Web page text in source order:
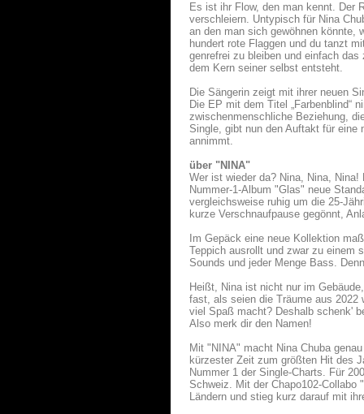
Es ist ihr Flow, den man kennt. Der
verschleiern. Untypisch für Nina
an den man sich gewöhnen könnte,
hundert rote Flaggen und du tanzt
genrefrei zu bleiben und einfach
dem Kern seiner selbst entsteht.
Die Sängerin zeigt mit ihrer neuen
Die EP mit dem Titel „Farbenblind“
zwischenmenschliche Beziehung,
Single, gibt nun den Auftakt für
annimmt.
über "NINA"
Wer ist wieder da? Nina, Nina,
Nummer-1-Album "Glas" neue
vergleichsweise ruhig um die 25-
kurze Verschnaufpause gegönnt,
Im Gepäck eine neue Kollektion
Teppich ausrollt und zwar zu einem
Sounds und jeder Menge Bass.
Heißt, Nina ist nicht nur im
fast, als seien die Träume aus 2022
viel Spaß macht? Deshalb schenk'
Also merk dir den Namen!
Mit "NINA" macht Nina Chuba
kürzester Zeit zum größten Hit des
Nummer 1 der Single-Charts. Für
Schweiz. Mit der Chapo102-
Ländern und stieg kurz darauf mit